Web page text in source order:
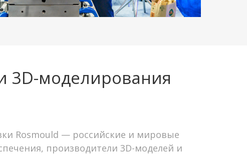
3D-моделирования
Rosmould — российские и мировые
производители 3D-моделей и